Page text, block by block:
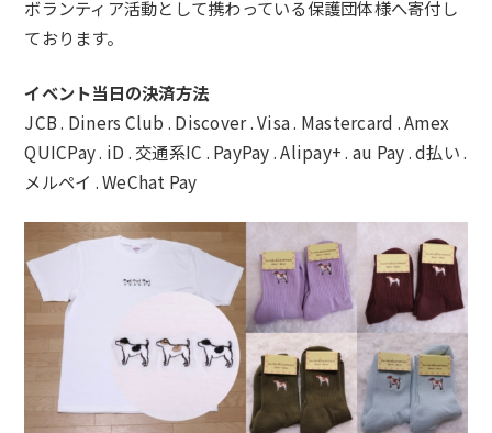
ボランティア活動として携わっている保護団体様へ寄付し
ております。
イベント当日の決済方法
JCB . Diners Club . Discover . Visa . Mastercard . Amex
QUICPay . iD . 交通系IC . PayPay . Alipay+ . au Pay . d払い .
メルペイ . WeChat Pay